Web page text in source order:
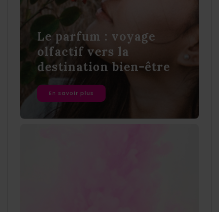
Le parfum : voyage
olfactif vers la
destination bien-être
En savoir plus